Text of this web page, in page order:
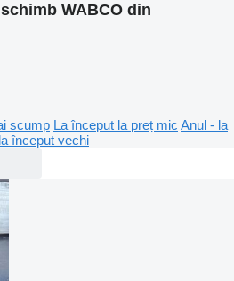
WABCO din
scump La început la preț mic Anul - la
început vechi